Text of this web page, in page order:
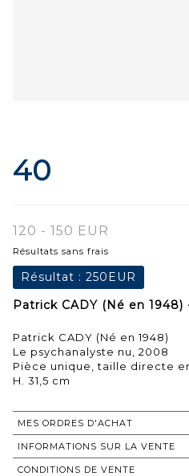
40
120 - 150 EUR
Résultats sans frais
Résultat : 250EUR
Patrick CADY (Né en
Patrick CADY (Né en 1948)
Le psychanalyste nu, 2008
Pièce unique, taille directe
H. 31,5 cm
MES ORDRES D'ACHAT
INFORMATIONS SUR LA VENTE
CONDITIONS DE VENTE